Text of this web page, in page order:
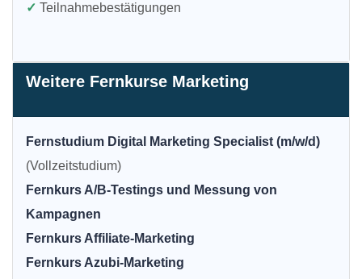
✓ Teilnahmebestätigungen
Weitere Fernkurse Marketing
Fernstudium Digital Marketing Specialist (m/w/d)
(Vollzeitstudium)
Fernkurs A/B-Testings und Messung von
Kampagnen
Fernkurs Affiliate-Marketing
Fernkurs Azubi-Marketing